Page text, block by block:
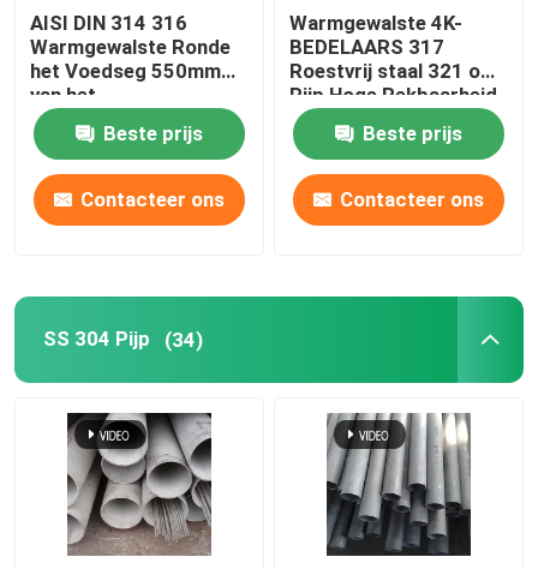
Koper Ronde Bar
Het Blad van de koperplaat
Koolstofstaalblad
AISI DIN 314 316
Warmgewalste Ronde
het Voedseg 550mm
van het
Staalbuizenstelsel
Beste prijs
Contacteer ons
Warmgewalste 4K-
BEDELAARS 317
Roestvrij staal 321 om
Pijp Hoge Rekbaarheid
BS DIN
Beste prijs
Contacteer ons
SS 304 Pijp (34)